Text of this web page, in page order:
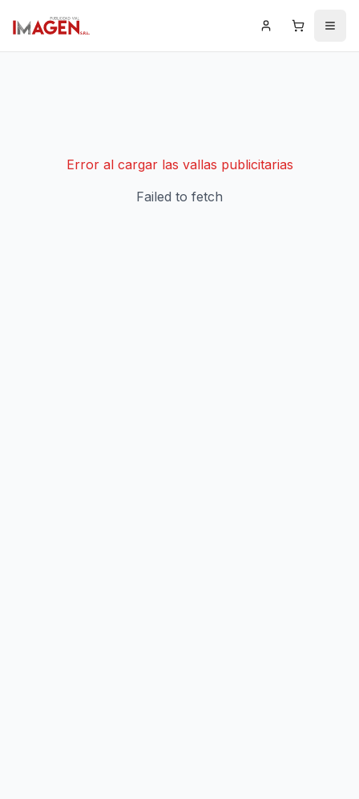
Iniciar Sesión
Carrito
Error al cargar las vallas publicitarias
Failed to fetch